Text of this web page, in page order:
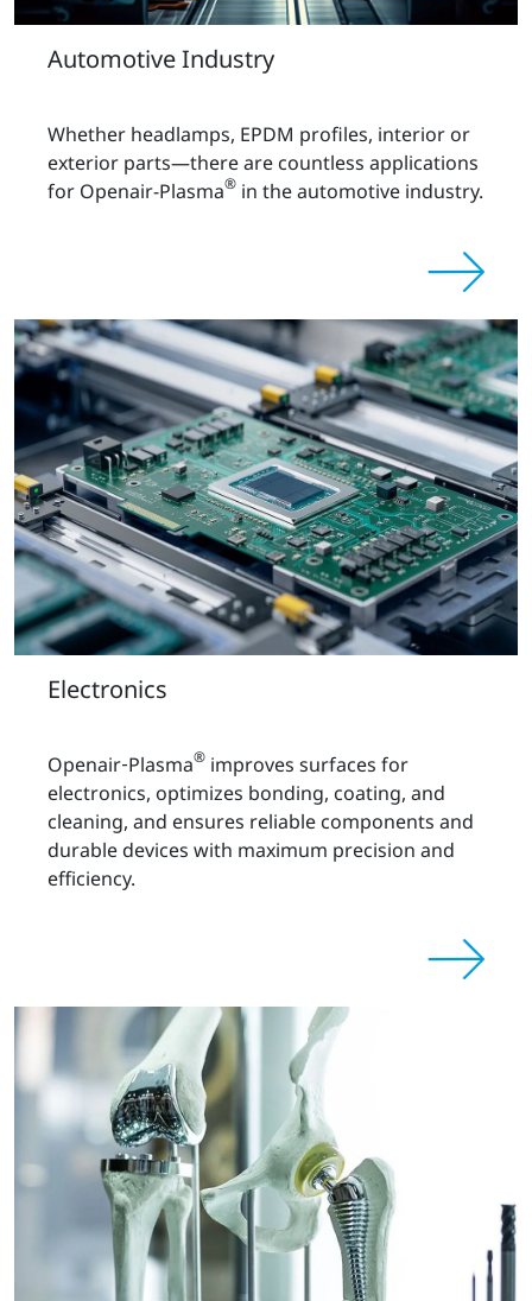
Automotive Industry
Whether headlamps, EPDM profiles, interior or
exterior parts—there are countless applications
for Openair-Plasma® in the automotive industry.
Electronics
Openair‑Plasma® improves surfaces for
electronics, optimizes bonding, coating, and
cleaning, and ensures reliable components and
durable devices with maximum precision and
efficiency.